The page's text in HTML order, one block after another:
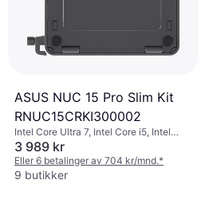
ASUS NUC 15 Pro Slim Kit
RNUC15CRKI300002
Intel Core Ultra 7, Intel Core i5, Intel
Core i3, AMD Ryzen 5, Intel Core i9,
Intel Core 3, 512 GB, 16 GB, 64 GB, 4
GB, 8 GB, 2 GB, 192 GB, 96 GB, 6 GB, 1
GB RAM
3 989 kr
Eller 6 betalinger av 704 kr/mnd.*
9 butikker